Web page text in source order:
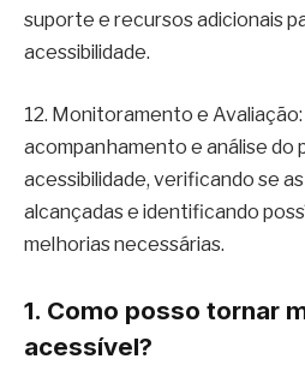
suporte e recursos adicionais
acessibilidade.
12. Monitoramento e
acompanhamento e análise do
acessibilidade, verificando se
alcançadas e identificando
melhorias necessárias.
1. Como posso tornar
acessível?